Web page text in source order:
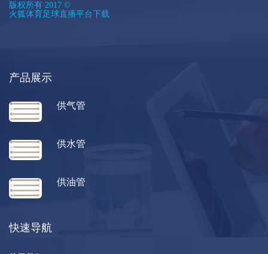
版权所有 2017 ©
火狐体育足球直播平台下载
产品展示
供气管
供水管
供油管
快速导航